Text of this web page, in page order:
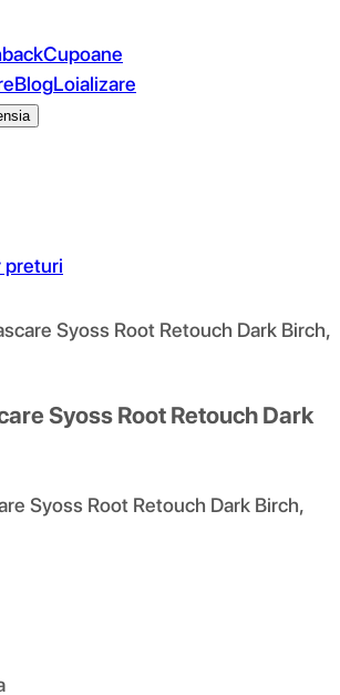
Cupoane
BlogLoializare
preturi
Syoss Root Retouch Dark Birch,
Syoss Root Retouch Dark